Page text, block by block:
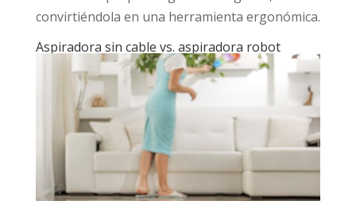
convirtiéndola en una herramienta ergonómica.
Aspiradora sin cable vs. aspiradora robot